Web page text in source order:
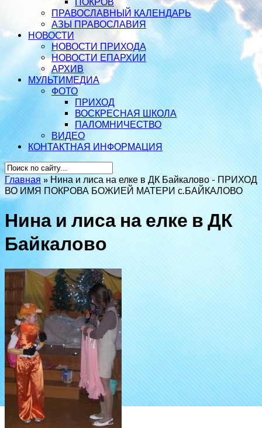
ПРАВОСЛАВНЫЙ КАЛЕНДАРЬ
АЗЫ ПРАВОСЛАВИЯ
НОВОСТИ
НОВОСТИ ПРИХОДА
НОВОСТИ ЕПАРХИИ
АРХИВ
МУЛЬТИМЕДИА
ФОТО
ПРИХОД
ВОСКРЕСНАЯ ШКОЛА
ПАЛОМНИЧЕСТВО
ВИДЕО
КОНТАКТНАЯ ИНФОРМАЦИЯ
Главная »Нина и лиса на елке в ДК Байкалово - ПРИХОД
ВО ИМЯ ПОКРОВА БОЖИЕЙ МАТЕРИ с.БАЙКАЛОВО
Нина и лиса на елке в ДК
Байкалово